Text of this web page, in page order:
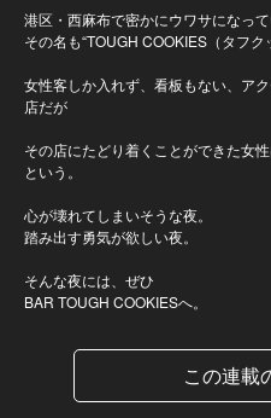
港区・西麻布で密かにウワサになって
その名も“TOUGH COOKIES（タフク
女性客しか入れず、看板もない、ア
店だが
その店にたどり着くことができた女
という。
心が壊れてしまいそうな夜。
踏み出す勇気が欲しい夜。
そんな夜には、ぜひ
BAR TOUGH COOKIESへ。
この連載